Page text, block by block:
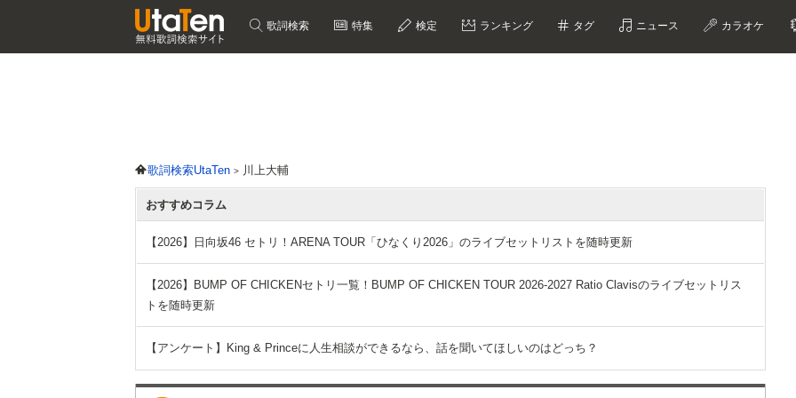
歌詞検索 特集 検定 ランキング タグ ニュース カラオケ
歌詞検索UtaTen 川上大輔
おすすめコラム
【2026】日向坂46 セトリ！ARENA TOUR「ひなくり2026」のライブセットリストを随時更新
【2026】BUMP OF CHICKENセトリ一覧！BUMP OF CHICKEN TOUR 2026-2027 Ratio Clavisのライブセットリス
トを随時更新
【アンケート】King & Princeに人生相談ができるなら、話を聞いてほしいのはどっち？